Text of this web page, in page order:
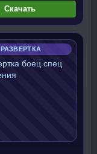
Скачать
РАЗВЕРТКА